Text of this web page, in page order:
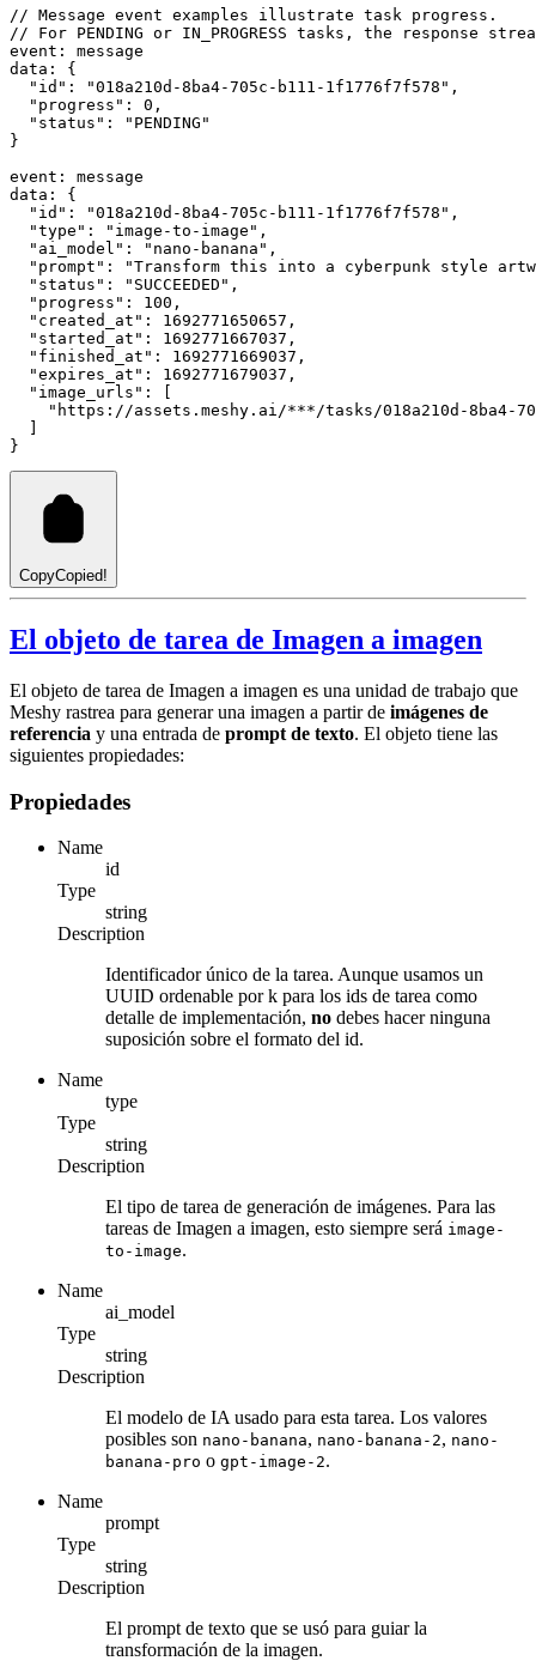
// Message event examples illustrate task progress.
// For PENDING or IN_PROGRESS tasks, the response
event: message
data: {
  "id": "018a210d-8ba4-705c-b111-1f1776f7f578",
  "progress": 0,
  "status": "PENDING"
}
event: message
data: {
  "id": "018a210d-8ba4-705c-b111-1f1776f7f578",
  "type": "image-to-image",
  "ai_model": "nano-banana",
"prompt": "Transform this into a cyberpunk style
  "status": "SUCCEEDED",
  "progress": 100,
  "created_at": 1692771650657,
  "started_at": 1692771667037,
  "finished_at": 1692771669037,
  "expires_at": 1692771679037,
  "image_urls": [
"https://assets.meshy.ai/***/tasks/018a210d-8ba4-
}
CopyCopied!
El objeto de tarea de Imagen a imagen
El objeto de tarea de Imagen a imagen es una unidad de trabajo que
Meshy rastrea para generar una imagen a partir de imágenes de
referencia y una entrada de prompt de texto. El objeto tiene las
siguientes propiedades:
Propiedades
Name
id
Type
string
Description
Identificador único de la tarea. Aunque usamos un
UUID ordenable por k para los ids de tarea como
detalle de implementación, no debes hacer ninguna
suposición sobre el formato del id.
Name
type
Type
string
Description
El tipo de tarea de generación de imágenes. Para las
tareas de Imagen a imagen, esto siempre será image-
to-image.
Name
ai_model
Type
string
Description
El modelo de IA usado para esta tarea. Los valores
posibles son nano-banana, nano-banana-2, nano-
banana-pro o gpt-image-2.
Name
prompt
Type
string
Description
El prompt de texto que se usó para guiar la
transformación de la imagen.